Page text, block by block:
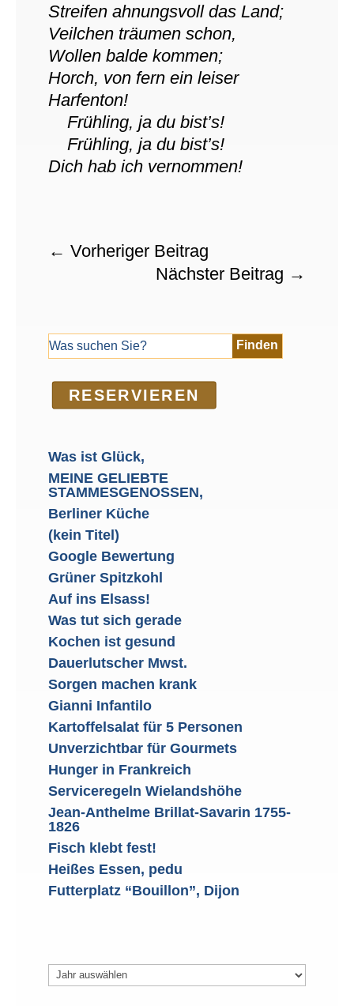
Streifen ahnungsvoll das Land;
Veilchen träumen schon,
Wollen balde kommen;
Horch, von fern ein leiser
Harfenton!
Frühling, ja du bist’s!
Frühling, ja du bist’s!
Dich hab ich vernommen!
← Vorheriger Beitrag
Nächster Beitrag →
RE­SER­VIEREN
Was ist Glück,
MEINE GELIEBTE
STAMMESGENOSSEN,
Berliner Küche
(kein Titel)
Google Bewertung
Grüner Spitzkohl
Auf ins Elsass!
Was tut sich gerade
Kochen ist gesund
Dauerlutscher Mwst.
Sorgen machen krank
Gianni Infantilo
Kartoffelsalat für 5 Personen
Unverzichtbar für Gourmets
Hunger in Frankreich
Serviceregeln Wielandshöhe
Jean-Anthelme Brillat-Savarin 1755-
1826
Fisch klebt fest!
Heißes Essen, pedu
Futterplatz “Bouillon”, Dijon
Archiv